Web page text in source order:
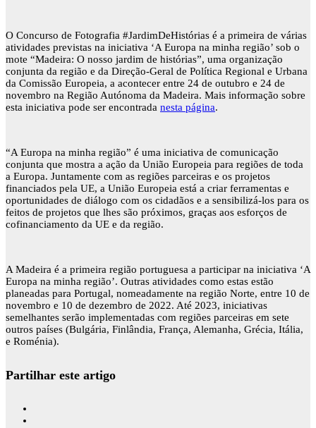
O Concurso de Fotografia #JardimDeHistórias é a primeira de várias
atividades previstas na iniciativa ‘A Europa na minha região’ sob o
mote “Madeira: O nosso jardim de histórias”, uma organização
conjunta da região e da Direção-Geral de Política Regional e Urbana
da Comissão Europeia, a acontecer entre 24 de outubro e 24 de
novembro na Região Autónoma da Madeira. Mais informação sobre
esta iniciativa pode ser encontrada nesta página.
“A Europa na minha região” é uma iniciativa de comunicação
conjunta que mostra a ação da União Europeia para regiões de toda
a Europa. Juntamente com as regiões parceiras e os projetos
financiados pela UE, a União Europeia está a criar ferramentas e
oportunidades de diálogo com os cidadãos e a sensibilizá-los para os
feitos de projetos que lhes são próximos, graças aos esforços de
cofinanciamento da UE e da região.
A Madeira é a primeira região portuguesa a participar na iniciativa ‘A
Europa na minha região’. Outras atividades como estas estão
planeadas para Portugal, nomeadamente na região Norte, entre 10 de
novembro e 10 de dezembro de 2022. Até 2023, iniciativas
semelhantes serão implementadas com regiões parceiras em sete
outros países (Bulgária, Finlândia, França, Alemanha, Grécia, Itália,
e Roménia).
Partilhar este artigo